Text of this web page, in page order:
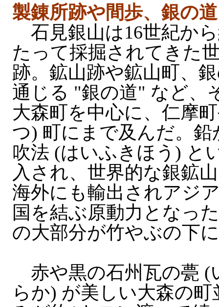
製錬所跡や間歩、銀の道
石見銀山は16世紀か
たって採掘されてきた
跡。鉱山跡や鉱山町、
通じる "銀の道" など、
大森町を中心に、仁摩
つ) 町にまで及んだ。
吹法 (はいふきほう) と
入され、世界的な銀鉱
海外にも輸出されアジ
国を結ぶ原動力となっ
の大部分が竹やぶの下
赤や黒の石州瓦の甍 (
らか) が美しい大森の町